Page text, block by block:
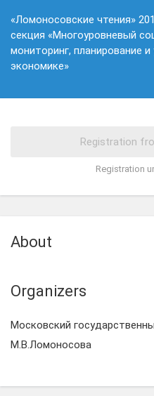
«Ломоносовские чтения»
секция «Многоуровневый
мониторинг, планирование
экономике»
Registration
About
Organizers
Московский
М.В.Ломоносова